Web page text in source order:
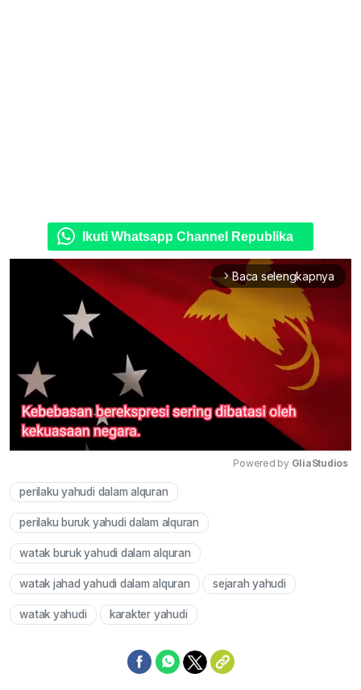
Ikuti Whatsapp Channel Republika
arrow_forward_ios Baca selengkapnya
Powered by GliaStudios
perilaku yahudi dalam alquran
perilaku buruk yahudi dalam alquran
watak buruk yahudi dalam alquran
watak jahad yahudi dalam alquran sejarah yahudi
watak yahudi karakter yahudi